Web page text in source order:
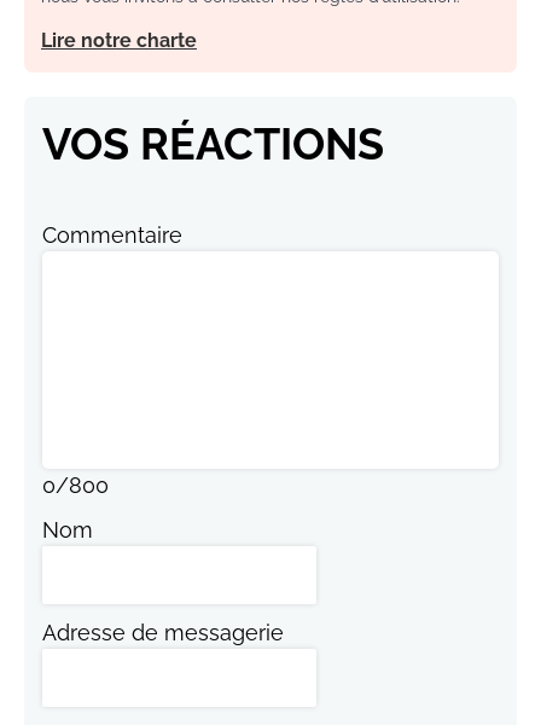
Lire notre charte
VOS RÉACTIONS
Commentaire
0/800
Nom
Adresse de messagerie